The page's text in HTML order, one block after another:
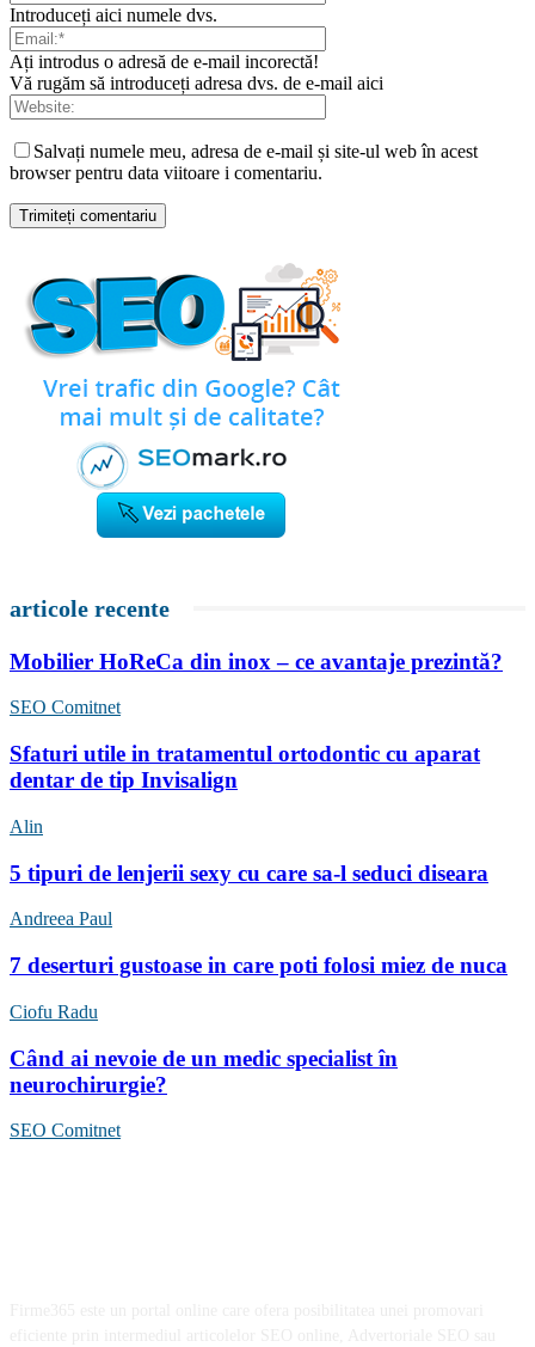
Introduceți aici numele dvs.
Ați introdus o adresă de e-mail incorectă!
Vă rugăm să introduceți adresa dvs. de e-mail aici
Salvați numele meu, adresa de e-mail și site-ul web în acest
browser pentru data viitoare i comentariu.
articole recente
Mobilier HoReCa din inox – ce avantaje prezintă?
SEO Comitnet
Sfaturi utile in tratamentul ortodontic cu aparat
dentar de tip Invisalign
Alin
5 tipuri de lenjerii sexy cu care sa-l seduci diseara
Andreea Paul
7 deserturi gustoase in care poti folosi miez de nuca
Ciofu Radu
Când ai nevoie de un medic specialist în
neurochirurgie?
SEO Comitnet